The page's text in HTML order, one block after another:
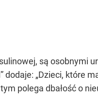
są osobnymi
dodaje: „Dzieci, które
polega dbałość o